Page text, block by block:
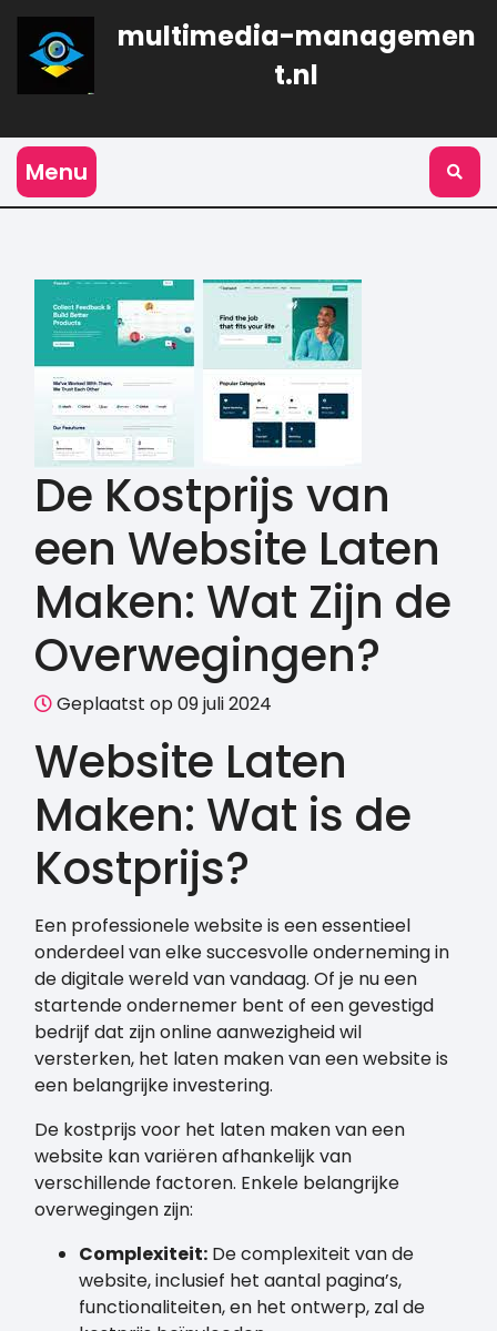
Naar
inhoud
gaan
multimedia-managemen
t.nl
Menu
De Kostprijs van
een Website Laten
Maken: Wat Zijn de
Overwegingen?
Geplaatst op 09 juli 2024
Website Laten
Maken: Wat is de
Kostprijs?
Een professionele website is een essentieel
onderdeel van elke succesvolle onderneming in
de digitale wereld van vandaag. Of je nu een
startende ondernemer bent of een gevestigd
bedrijf dat zijn online aanwezigheid wil
versterken, het laten maken van een website is
een belangrijke investering.
De kostprijs voor het laten maken van een
website kan variëren afhankelijk van
verschillende factoren. Enkele belangrijke
overwegingen zijn:
Complexiteit: De complexiteit van de
website, inclusief het aantal pagina’s,
functionaliteiten, en het ontwerp, zal de